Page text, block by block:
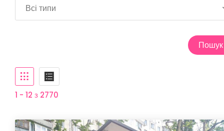
Всі типи
Пошук
1 - 12 з 2770